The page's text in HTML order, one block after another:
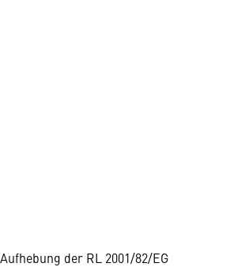
der RL 2001/82/EG